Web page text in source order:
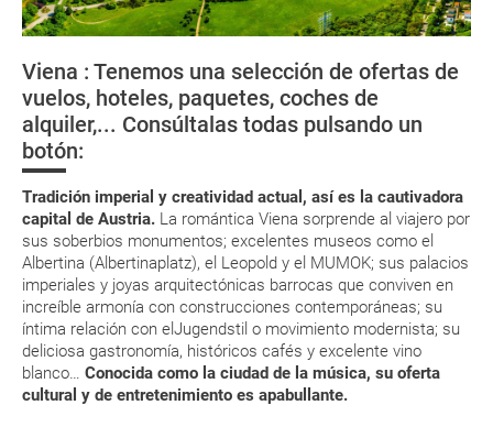
Viena : Tenemos una selección de ofertas de
vuelos, hoteles, paquetes, coches de
alquiler,... Consúltalas todas pulsando un
botón:
Tradición imperial y creatividad actual, así es la cautivadora
capital de Austria. La romántica Viena sorprende al viajero por
sus soberbios monumentos; excelentes museos como el
Albertina (Albertinaplatz), el Leopold y el MUMOK; sus palacios
imperiales y joyas arquitectónicas barrocas que conviven en
increíble armonía con construcciones contemporáneas; su
íntima relación con elJugendstil o movimiento modernista; su
deliciosa gastronomía, históricos cafés y excelente vino
blanco… Conocida como la ciudad de la música, su oferta
cultural y de entretenimiento es apabullante.
Austria, Patrimonio de la Humanidad
¿Dónde alojarse?
Asistencia sanitaria
Respecto a las tarjetas de embarque, casi todas las compañías aéreas
tienen ya todos sus billetes electrónicos por lo que podrás obtenerlas
in por su web.
Eso sí, deberás estar atento si viajas con una compañía low cost, debido
a que muchas de ellas exigen la presentación de la tarjeta de embarque
(que deberás realizar a través de su web) para que no te carguen un
suplemento extra en el mismo aeropuerto.
En caso de tener que enviarte la documentación de un paquete
vacacional (Caribe, circuitos, tours...) te enviaremos la documentación
de tu reserva alrededor de 10 días antes de salida, la cual deberás
imprimir y llevar contigo en el viaje.
Esta documentación te será requerida en el mostrador de la compañía
aérea a la hora de realizar el check-in el día de la salida.
MODIFICACIÓN ó CANCELACIÓN ¿Puedo anular o
modificar una reserva del viaje? ¿Qué gastos puede